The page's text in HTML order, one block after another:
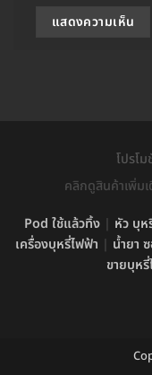
โปรโ
คลิกดูสินค้าเพิ่ม
Pod ใช้แล้วทิ้ง | หัว บุห
เครื่องบุหรี่ไฟฟ้า | น้ำยา
ขายบุหรี่